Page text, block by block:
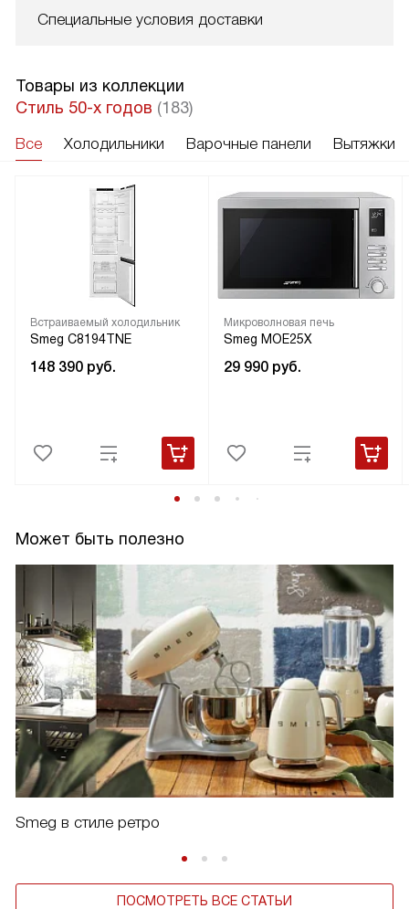
Специальные условия доставки
Товары из коллекции
Стиль 50-х годов (183)
Все Холодильники Варочные панели Вытяжки
Встраиваемый холодильник
Smeg C8194TNE
148 390 руб.
Микроволновая печь
Smeg MOE25X
29 990 руб.
Может быть полезно
Smeg в стиле ретро
ПОСМОТРЕТЬ ВСЕ СТАТЬИ